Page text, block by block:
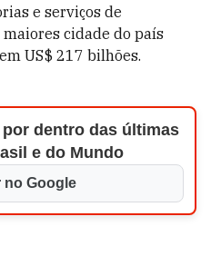
e serviços de
cidade do país
US$ 217 bilhões.
dentro das últimas
e do Mundo
no Google